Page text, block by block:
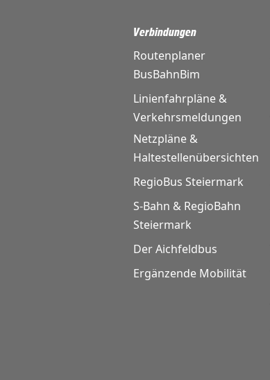
Verbindungen
Routenplaner
BusBahnBim
Linienfahrpläne &
Verkehrsmeldungen
Netzpläne &
Haltestellenübersichten
RegioBus Steiermark
S-Bahn & RegioBahn
Steiermark
Der Aichfeldbus
Ergänzende Mobilität